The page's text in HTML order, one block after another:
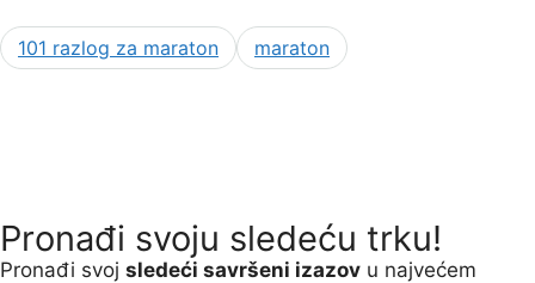
101 razlog za maraton maraton
Pronađi svoju sledeću trku!
Pronađi svoj sledeći savršeni izazov u najvećem